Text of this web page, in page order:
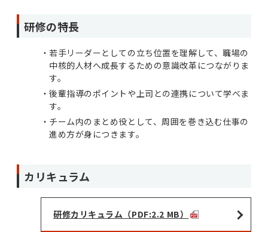
研修の特長
若手リーダーとしての立ち位置を理解して、職場の
中核的人材へ成長するための意識改革につながりま
す。
後輩指導のポイントや上司との連携について学べま
す。
チーム内のまとめ役として、周囲を巻き込む仕事の
進め方が身につきます。
カリキュラム
研修カリキュラム（PDF:2.2 MB）